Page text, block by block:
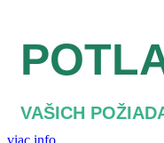
VAŠICH
viac info